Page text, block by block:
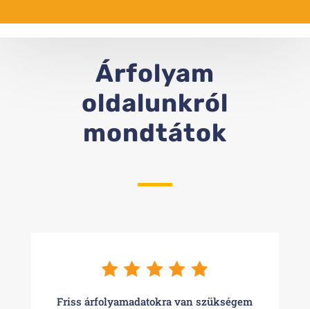
Árfolyam
oldalunkról
mondtátok
Friss árfolyamadatokra van szükségem